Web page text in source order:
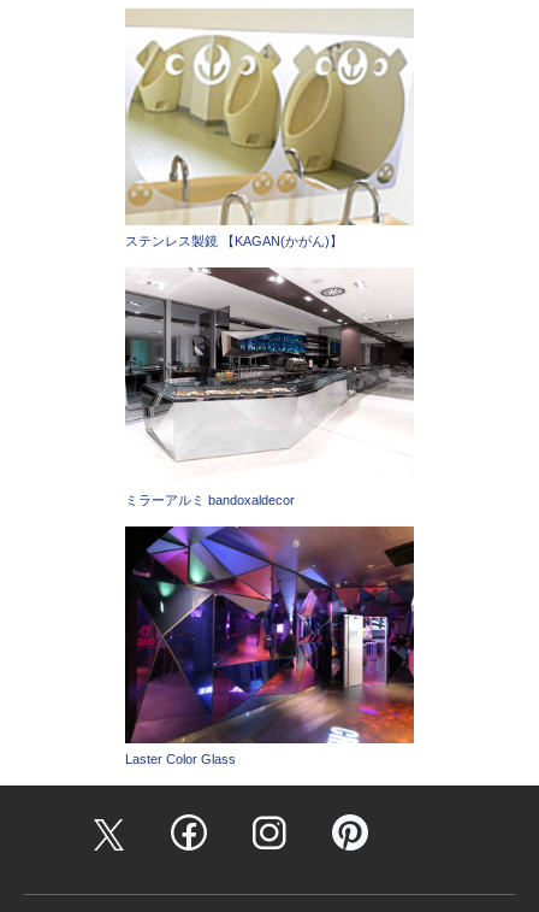
ステンレス製鏡 【KAGAN(かがん)】
ミラーアルミ bandoxaldecor
Laster Color Glass